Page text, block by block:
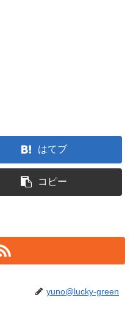
はてブ
コピー
yuno@lucky-green